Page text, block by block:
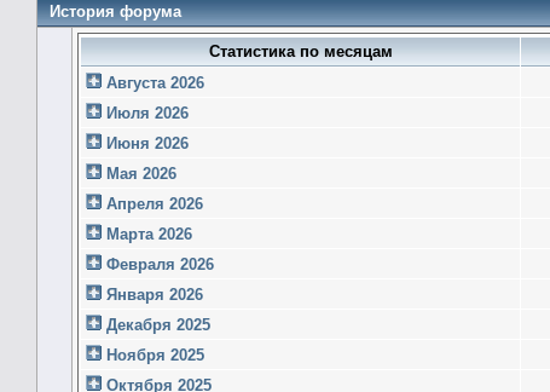
История форума
Статистика по месяцам
Августа 2026
Июля 2026
Июня 2026
Мая 2026
Апреля 2026
Марта 2026
Февраля 2026
Января 2026
Декабря 2025
Ноября 2025
Октября 2025